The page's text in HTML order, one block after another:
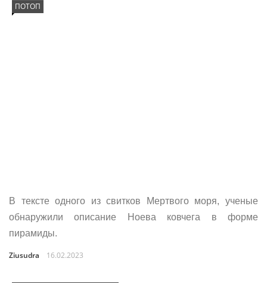
ПОТОП
В тексте одного из свитков Мертвого моря, ученые
обнаружили описание Ноева ковчега в форме
пирамиды.
Ziusudra 16.02.2023